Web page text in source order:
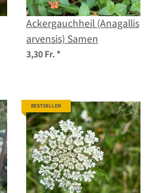
Ackergauchheil (Anagallis
arvensis) Samen
3,30 Fr.*
BESTSELLER